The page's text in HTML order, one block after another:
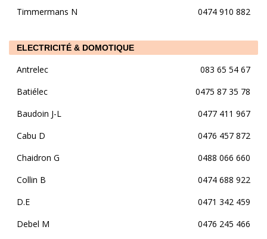
Timmermans N
0474 910 882
ELECTRICITÉ & DOMOTIQUE
Antrelec
083 65 54 67
Batiélec
0475 87 35 78
Baudoin J-L
0477 411 967
Cabu D
0476 457 872
Chaidron G
0488 066 660
Collin B
0474 688 922
D.E
0471 342 459
Debel M
0476 245 466